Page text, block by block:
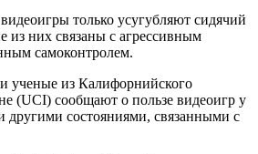
только усугубляют сидячий
из них связаны с агрессивным
самоконтролем.
ученые из Калифорнийского
(UCI) сообщают о пользе видеоигр у
другими состояниями, связанными с